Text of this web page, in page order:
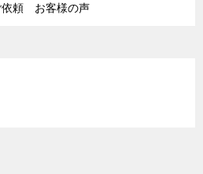
依頼 お客様の声